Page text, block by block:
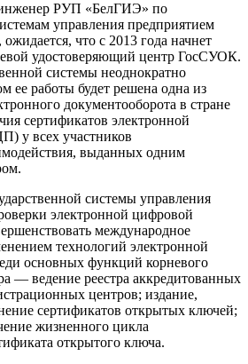
РУП «БелГИЭ» по
управления предприятием
что с 2013 года начнет
удостоверяющий центр ГосСУОК.
системы неоднократно
ее работы будет решена одна из
документооборота в стране
сертификатов электронной
у всех участников
выданных одним
системы управления
электронной цифровой
международное
технологий электронной
основных функций корневого
— ведение реестра аккредитованных
центров; издание,
сертификатов открытых ключей;
жизненного цикла
открытого ключа.